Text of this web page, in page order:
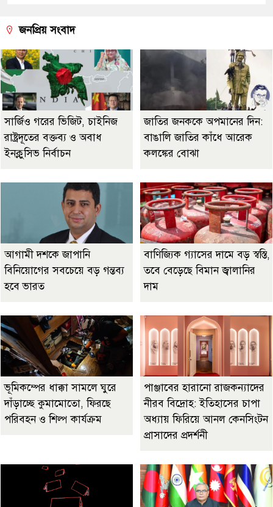
জনপ্রিয় সংবাদ
সার্জিও গরের ভিজিট, চাইনিজ
রাষ্ট্রদূতের বক্তব্য ও অবাধ
ইনক্লুসিভ নির্বাচন
জাতির জনককে অপমানের দিন:
বাঙালি জাতির কাঁধে আরেক
কলঙ্কের বোঝা
আগামী দশকে জাপানি
বিনিয়োগের সবচেয়ে বড় গন্তব্য
হবে ভারত
বাণিজ্যিক গ্যাসের দামে বড় স্বস্তি,
তবে বেড়েছে বিমান জ্বালানির
দাম
ভূমিকম্পের ধাক্কা সামলে ঘুরে
দাঁড়াচ্ছে কুমামোতো, ফিরছে
পরিবহন ও শিল্প কার্যক্রম
পাঞ্জাবের হারানো রাজকন্যাদের
নীরব বিদ্রোহ: ইতিহাসের চাপা
অধ্যায় ফিরিয়ে আনল কেনসিংটন
প্রাসাদের প্রদর্শনী